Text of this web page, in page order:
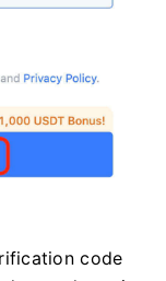
code